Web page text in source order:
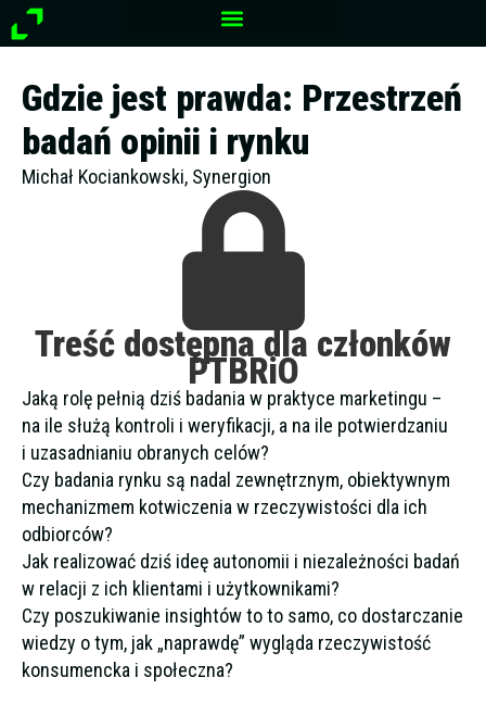
Przejdź
do
Gdzie jest prawda: Przestrzeń
badań opinii i rynku
Michał Kociankowski, Synergion
Treść dostępna dla członków
PTBRiO
Jaką rolę pełnią dziś badania w praktyce marketingu –
na ile służą kontroli i weryfikacji, a na ile potwierdzaniu
i uzasadnianiu obranych celów?
Czy badania rynku są nadal zewnętrznym, obiektywnym
mechanizmem kotwiczenia w rzeczywistości dla ich
odbiorców?
Jak realizować dziś ideę autonomii i niezależności badań
w relacji z ich klientami i użytkownikami?
Czy poszukiwanie insightów to to samo, co dostarczanie
wiedzy o tym, jak „naprawdę” wygląda rzeczywistość
konsumencka i społeczna?